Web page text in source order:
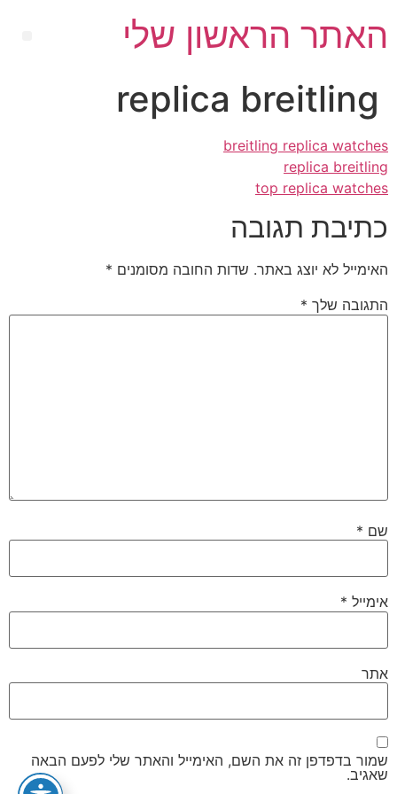
האתר הראשון שלי
replica breitling
breitling replica watches
replica breitling
top replica watches
כתיבת תגובה
האימייל לא יוצג באתר. שדות החובה מסומנים *
התגובה שלך *
שם *
אימייל *
אתר
שמור בדפדפן זה את השם, האימייל והאתר שלי לפעם הבאה
שאגיב.